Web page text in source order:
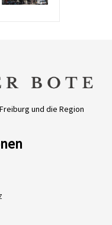
und die Region